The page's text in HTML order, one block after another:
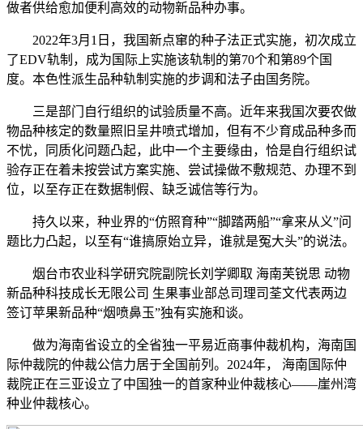
做者供给愈加便利高效的动物新品种办事。
2022年3月1日，我国新点窜的种子法正式实施，初次成立
了EDV轨制，成为国际上实施该轨制的第70个和第89个国
度。本色性派生品种轨制实施的步调和法子由国务院。
三是部门自行组织的试验质量不高。近年来我国次要农做
物品种核定的数量照旧呈井喷式增加，但有不少育成品种多而
不忧，同质化问题凸起，此中一个主要缘由，恰是自行组织试
验存正在着未按尝试方案实施、尝试操做不敷规范、办理不到
位，以至存正在数据制假、缺乏诚信等行为。
持久以来，种业界的“仿照育种”“脚踏两船”“拿来从义”问
题比力凸起，以至有“谁搞原始立异，谁就是冤大头”的说法。
烟台市农业科学研究院副院长刘学卿取 海南芙锐思 动物
新品种科技成长无限公司 生果事业部总司理司荃文代表两边
签订苹果新品种“烟喷鼻玉”独有实施和谈。
做为海南省设立的全省独一平易近商事仲裁机构，海南国
际仲裁院的仲裁公信力居于全国前列。2024年， 海南国际仲
裁院正在三亚设立了中国独一的首家种业仲裁核心——崖州湾
种业仲裁核心。